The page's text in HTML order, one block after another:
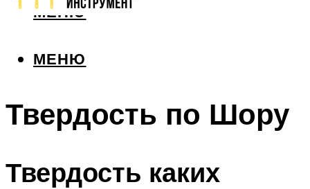
МЕНЮ
МЕНЮ
Твердость по Шору
Твердость каких